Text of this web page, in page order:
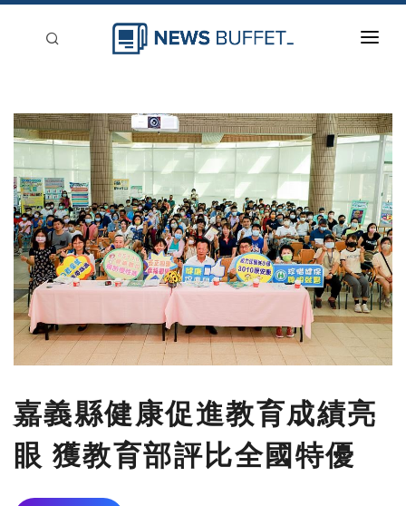
新聞稿分類
刊登
嘉義縣健康促進教育成績亮
眼 獲教育部評比全國特優